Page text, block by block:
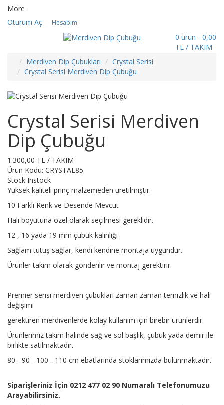
More
Oturum Aç
Hesabım
0 ürün - 0,00
TL / TAKIM
Merdiven Dip Çubukları
Crystal Serisi
Crystal Serisi Merdiven Dip Çubuğu
Crystal Serisi Merdiven
Dip Çubuğu
1.300,00 TL / TAKIM
Ürün Kodu: CRYSTAL85
Stock Instock
Yüksek kaliteli prinç malzemeden üretilmiştir.
10 Farklı Renk ve Desende Mevcut
Halı boyutuna özel olarak seçilmesi gereklidir.
12 , 16 yada 19 mm çubuk kalınlığı
Sağlam tutuş sağlar, kendi kendine montaja uygundur.
Ürünler takım olarak gönderilir ve montaj gerektirir.
Premier serisi merdiven çubukları zaman zaman temizlik ve halı
değişimi
gerektiren merdivenlerde kolay kullanım için birebir ürünlerdir.
Ürünlerimiz takım halinde sağ ve sol başlık, çubuk yada demir ile
birlikte satılmaktadır.
80 - 90 - 100 - 110 cm ebatlarında stoklarımızda bulunmaktadır.
Siparişleriniz İçin 0212 477 02 90 Numaralı Telefonumuzu
Arayabilirsiniz.